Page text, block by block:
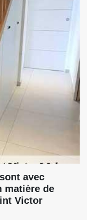
avec
matière de
Victor